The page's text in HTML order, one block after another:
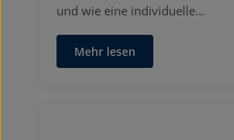
und wie eine individuelle…
Mehr lesen